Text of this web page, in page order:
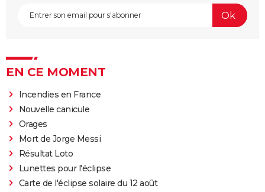
EN CE MOMENT
Incendies en France
Nouvelle canicule
Orages
Mort de Jorge Messi
Résultat Loto
Lunettes pour l'éclipse
Carte de l'éclipse solaire du 12 août